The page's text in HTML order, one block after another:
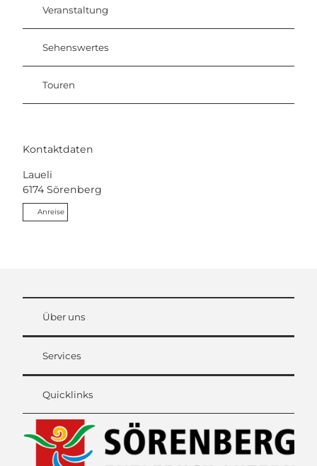
Veranstaltung
Sehenswertes
Touren
Kontaktdaten
Laueli
6174 Sörenberg
Anreise
Über uns
Services
Quicklinks